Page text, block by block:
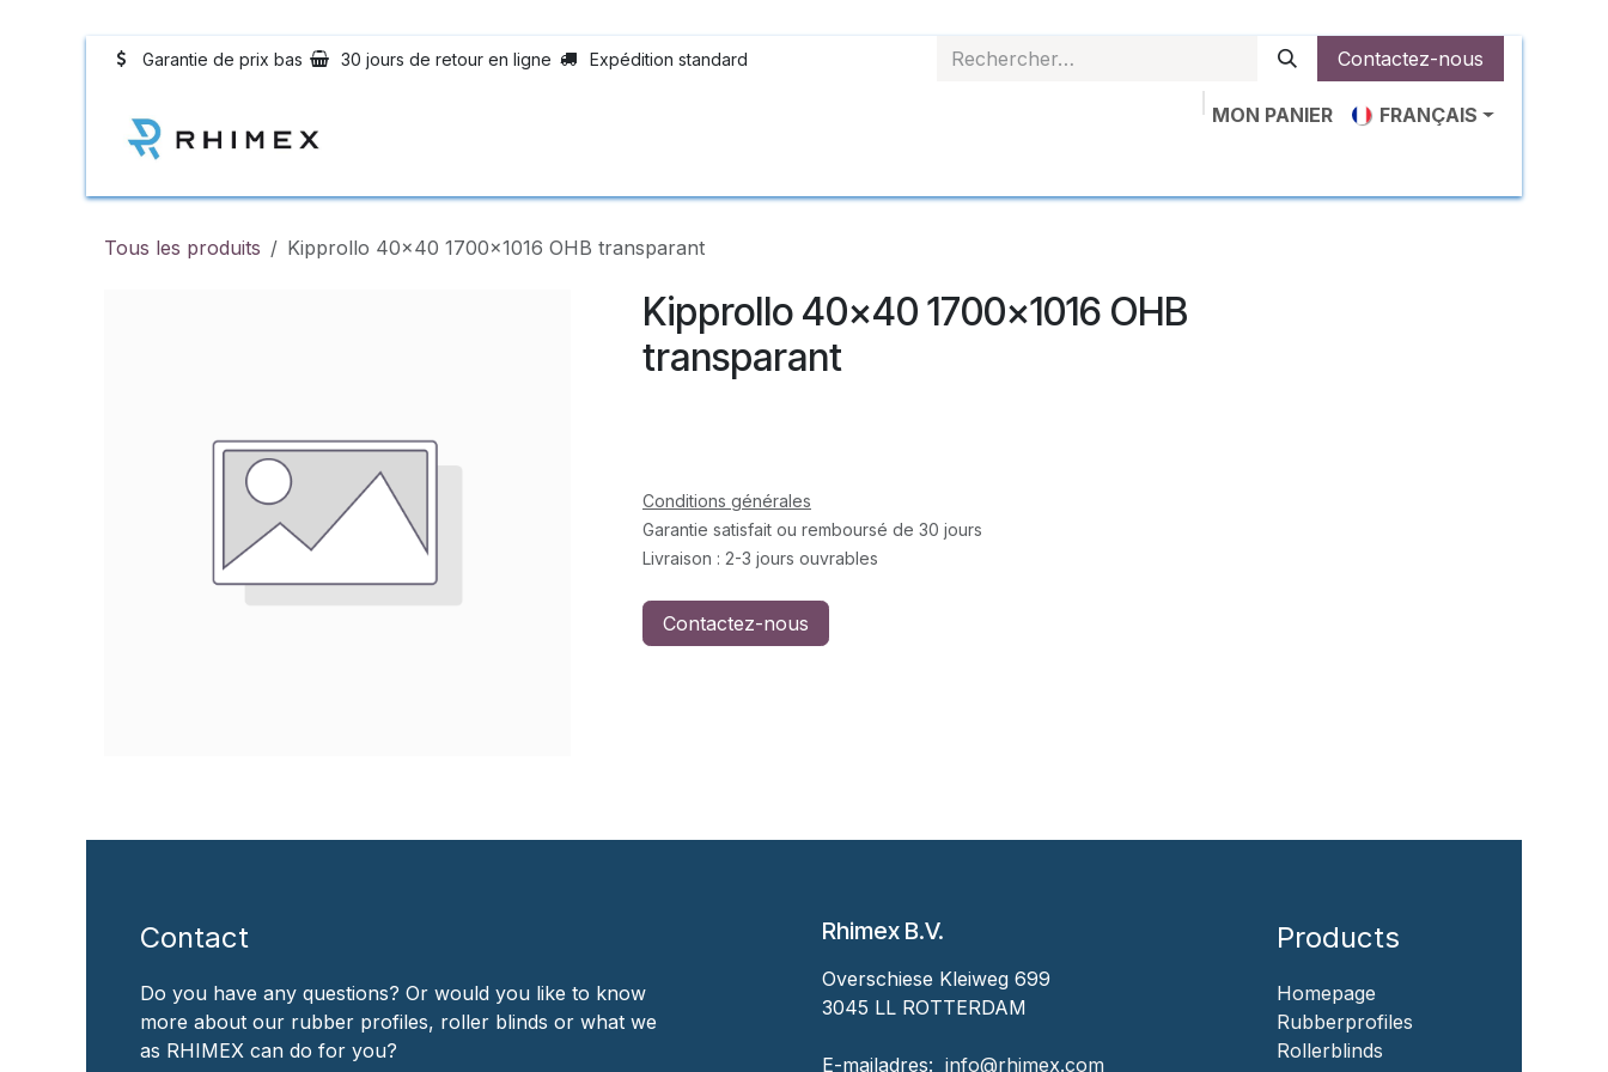
Se rendre au contenuGarantie de prix bas 30 jours de retour en ligne Expédition standard Contactez-nous
MON PANIER
FRANÇAIS
Tous les produits Kipprollo 40x40 1700x1016 OHB transparant
Kipprollo 40x40 1700x1016 OHB
transparant
Conditions générales
Garantie satisfait ou remboursé de 30 jours
Livraison : 2-3 jours ouvrables
Contactez-nous
Contact
Do you have any questions? Or would you like to know
more about our rubber profiles, roller blinds or what we
as RHIMEX can do for you?
Rhimex B.V.
Overschiese Kleiweg 699
3045 LL ROTTERDAM
‎E-mailadres: ‎ ‎info@rhimex.com
Products
Homepage
‎Rubberprofiles
Rollerblinds